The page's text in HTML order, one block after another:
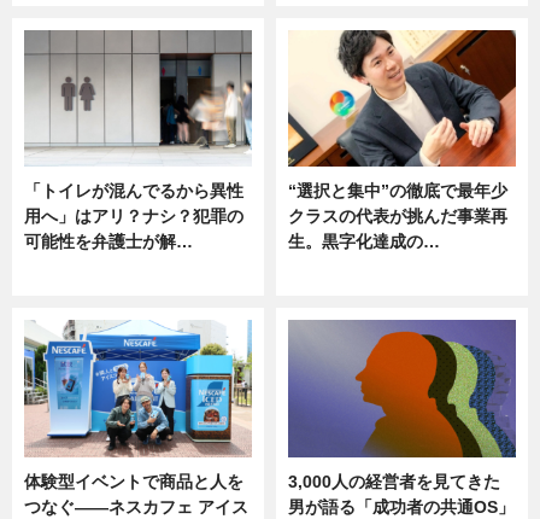
「トイレが混んでるから異性
用へ」はアリ？ナシ？犯罪の
可能性を弁護士が解…
“選択と集中”の徹底で最年少
クラスの代表が挑んだ事業再
生。黒字化達成の…
体験型イベントで商品と人を
つなぐ――ネスカフェ アイス
3,000人の経営者を見てきた
男が語る「成功者の共通OS」